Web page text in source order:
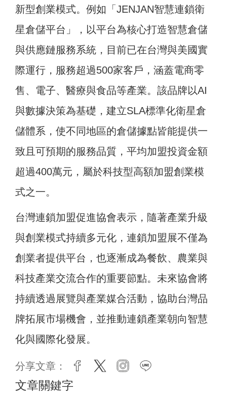
新型創業模式。例如「JENJAN智慧連鎖衛
星倉儲平台」，以平台為核心打造智慧倉儲
與供應鏈服務系統，目前已在台灣與美國實
際運行，服務超過500家客戶，涵蓋電商零
售、電子、醫療與食品等產業。該品牌以AI
與數據決策為基礎，建立SLA標準化衛星倉
儲體系，使不同地區的倉儲據點皆能提供一
致且可預期的服務品質，平均加盟投資金額
超過400萬元，屬於科技型高額加盟創業模
式之一。
台灣連鎖加盟促進協會表示，隨著產業升級
與創業模式持續多元化，連鎖加盟展不僅為
創業者提供平台，也逐漸成為餐飲、農業與
科技產業交流合作的重要節點。未來協會將
持續透過展覽與產業媒合活動，協助台灣品
牌拓展市場機會，並推動連鎖產業朝向智慧
化與國際化發展。
分享文章： facebook
twitter instagram
文章關鍵字